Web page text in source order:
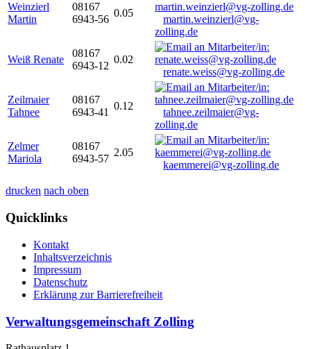
Weinzierl
Martin
08167
6943-56
0.05
martin.weinzierl@vg-
zolling.de
Weiß Renate
08167
6943-12
0.02
renate.weiss@vg-zolling.de
Zeilmaier
Tahnee
08167
6943-41
0.12
tahnee.zeilmaier@vg-
zolling.de
Zelmer
Mariola
08167
6943-57
2.05
kaemmerei@vg-zolling.de
drucken nach oben
Quicklinks
Kontakt
Inhaltsverzeichnis
Impressum
Datenschutz
Erklärung zur Barrierefreiheit
Verwaltungsgemeinschaft Zolling